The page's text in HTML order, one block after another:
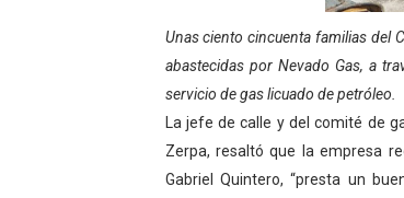
Corposalud
Fortalecen
Fortaleciendo
Campo Elías
Unas ciento cincuenta familias del
abastecidas por Nevado Gas, a
servicio de gas licuado de petróleo.
La jefe de calle y del comité de
Zerpa, resaltó que la empresa
Gabriel Quintero, “presta un